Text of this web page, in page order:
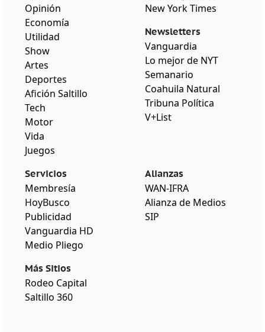
Opinión
Economía
Utilidad
Show
Artes
Deportes
Afición Saltillo
Tech
Motor
Vida
Juegos
New York Times
Newsletters
Vanguardia
Lo mejor de NYT
Semanario
Coahuila Natural
Tribuna Política
V+List
Servicios
Membresía
HoyBusco
Publicidad
Vanguardia HD
Medio Pliego
Más Sitios
Rodeo Capital
Saltillo 360
Alianzas
WAN-IFRA
Alianza de Medios
SIP